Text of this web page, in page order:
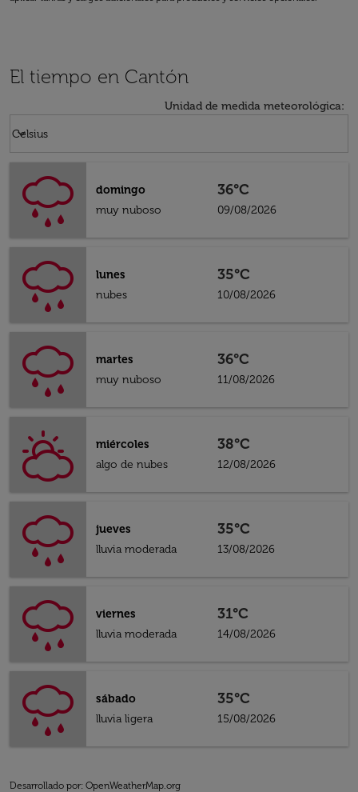
El tiempo en Cantón
Unidad de medida meteorológica:
Celsius
keyboard_arrow_down
domingo
muy nuboso
36°C
09/08/2026
lunes
nubes
35°C
10/08/2026
martes
muy nuboso
36°C
11/08/2026
miércoles
algo de nubes
38°C
12/08/2026
jueves
lluvia moderada
35°C
13/08/2026
viernes
lluvia moderada
31°C
14/08/2026
sábado
lluvia ligera
35°C
15/08/2026
Desarrollado por: OpenWeatherMap.org